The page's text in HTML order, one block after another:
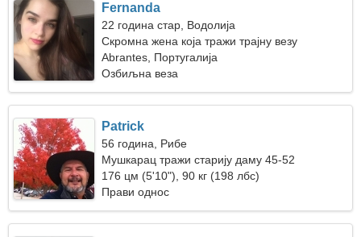
Fernanda
22 година стар, Водолија
Скромна жена која тражи трајну везу
Abrantes, Португалија
Озбиљна веза
Patrick
56 година, Рибе
Мушкарац тражи старију даму 45-52
176 цм (5'10"), 90 кг (198 лбс)
Прави однос